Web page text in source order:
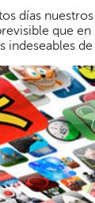
días
que
de